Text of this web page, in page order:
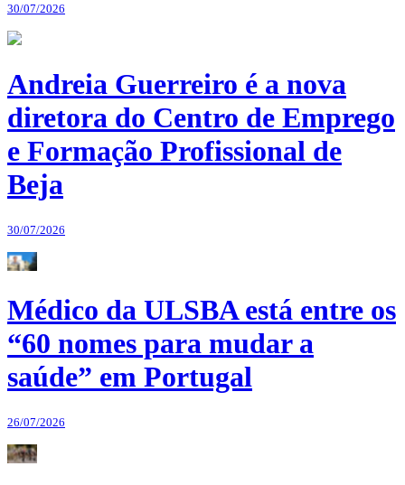
30/07/2026
Andreia Guerreiro é a nova
diretora do Centro de Emprego
e Formação Profissional de
Beja
30/07/2026
Médico da ULSBA está entre os
“60 nomes para mudar a
saúde” em Portugal
26/07/2026